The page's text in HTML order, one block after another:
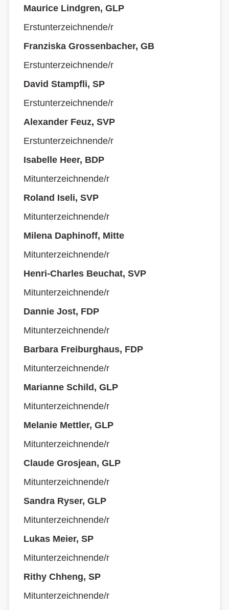
Maurice Lindgren, GLP
Erstunterzeichnende/r
Franziska Grossenbacher, GB
Erstunterzeichnende/r
David Stampfli, SP
Erstunterzeichnende/r
Alexander Feuz, SVP
Erstunterzeichnende/r
Isabelle Heer, BDP
Mitunterzeichnende/r
Roland Iseli, SVP
Mitunterzeichnende/r
Milena Daphinoff, Mitte
Mitunterzeichnende/r
Henri-Charles Beuchat, SVP
Mitunterzeichnende/r
Dannie Jost, FDP
Mitunterzeichnende/r
Barbara Freiburghaus, FDP
Mitunterzeichnende/r
Marianne Schild, GLP
Mitunterzeichnende/r
Melanie Mettler, GLP
Mitunterzeichnende/r
Claude Grosjean, GLP
Mitunterzeichnende/r
Sandra Ryser, GLP
Mitunterzeichnende/r
Lukas Meier, SP
Mitunterzeichnende/r
Rithy Chheng, SP
Mitunterzeichnende/r